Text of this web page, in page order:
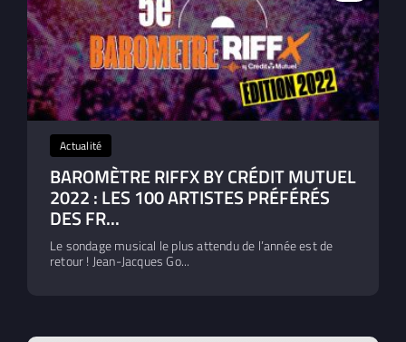
Actualité
BAROMÈTRE RIFFX BY CRÉDIT MUTUEL
2022 : LES 100 ARTISTES PRÉFÉRÉS
DES FR...
Le sondage musical le plus attendu de l’année est de
retour ! Jean-Jacques Go...